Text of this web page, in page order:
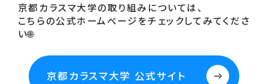
京都カラスマ大学の取り組みについては、
こちらの公式ホームページをチェックしてみてくださ
い🌐
京都カラスマ大学 公式サイト